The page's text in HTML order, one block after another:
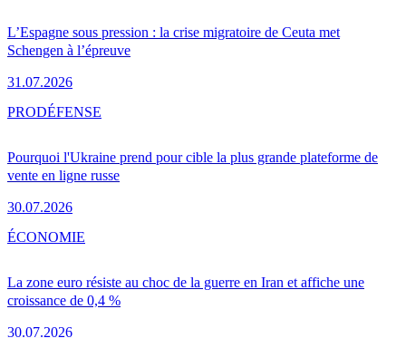
L’Espagne sous pression : la crise migratoire de Ceuta met
Schengen à l’épreuve
31.07.2026
Pourquoi l'Ukraine prend pour cible la plus grande plateforme de
vente en ligne russe
30.07.2026
PRODÉFENSE
La zone euro résiste au choc de la guerre en Iran et affiche une
croissance de 0,4 %
30.07.2026
ÉCONOMIE